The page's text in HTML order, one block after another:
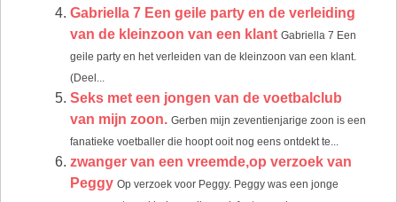
Gabriella 7 Een geile party en de verleiding
van de kleinzoon van een klant Gabriella 7 Een
geile party en het verleiden van de kleinzoon van een klant.
(Deel...
Seks met een jongen van de voetbalclub
van mijn zoon. Gerben mijn zeventienjarige zoon is een
fanatieke voetballer die hoopt ooit nog eens ontdekt te...
zwanger van een vreemde,op verzoek van
Peggy Op verzoek voor Peggy. Peggy was een jonge